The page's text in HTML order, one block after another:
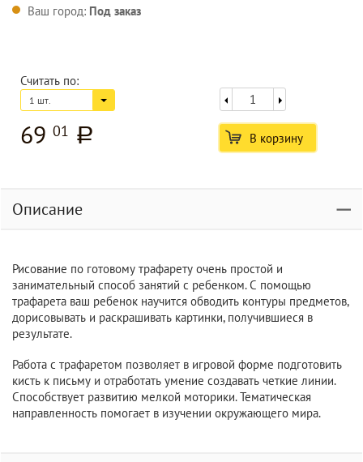
Ваш город: Под заказ
Считать по:
1 шт.
69 01 a В корзину
Описание
Рисование по готовому трафарету очень простой и
занимательный способ занятий с ребенком. С помощью
трафарета ваш ребенок научится обводить контуры предметов,
дорисовывать и раскрашивать картинки, получившиеся в
результате.
Работа с трафаретом позволяет в игровой форме подготовить
кисть к письму и отработать умение создавать четкие линии.
Способствует развитию мелкой моторики. Тематическая
направленность помогает в изучении окружающего мира.